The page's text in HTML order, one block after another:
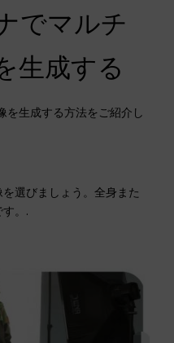
でマルチ
生成する
を生成する方法をご紹介し
選びましょう。全身また
。.